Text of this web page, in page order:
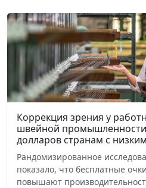
Коррекция зрения у
швейной
долларов странам с
Рандомизированное
показало, что бесплатные
повышают